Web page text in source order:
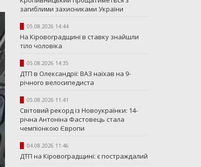
загиблими захисниками України
05.08.2026 14:44
На Кіровоградщині в ставку знайшли
тіло чоловіка
05.08.2026 14:35
ДТП в Олександрії: ВАЗ наїхав на 9-
річного велосипедиста
05.08.2026 11:41
Світовий рекорд із Новоукраїнки: 14-
річна Антоніна Фастовець стала
чемпіонкою Європи
04.08.2026 11:46
ДТП на Кіровоградщині: є постраждалий